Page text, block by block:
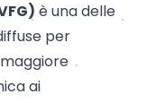
è una delle
per
ai